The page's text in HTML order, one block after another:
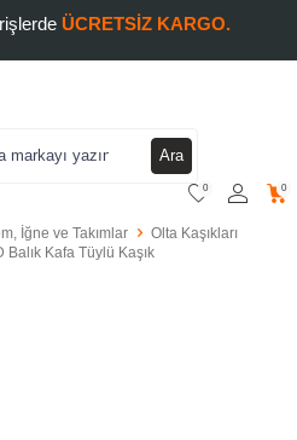
ÜCRETSİZ KARGO.
Ara
0 0
İğne ve Takımlar
Olta Kaşıkları
Kafa Tüylü Kaşık